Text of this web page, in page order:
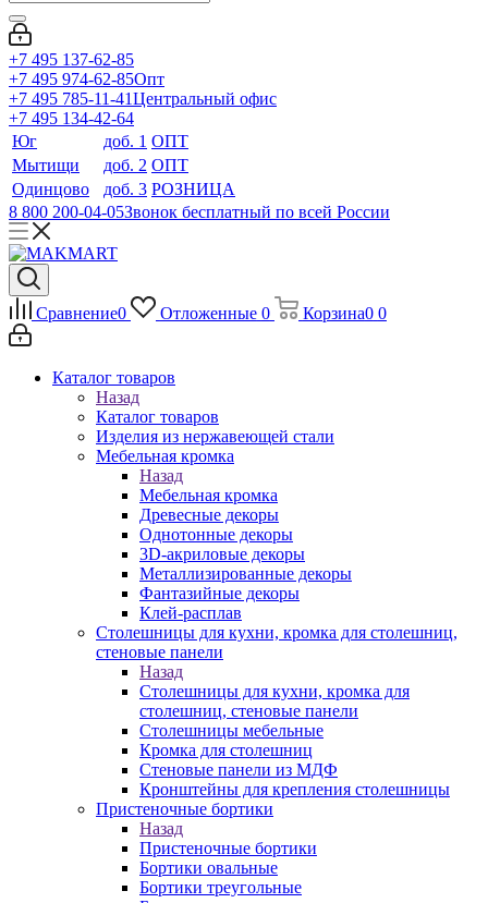
+7 495 137-62-85
+7 495 974-62-85Опт
+7 495 785-11-41Центральный офис
+7 495 134-42-64
Юг
доб. 1 ОПТ
Мытищи
доб. 2 ОПТ
Одинцово
доб. 3 РОЗНИЦА
8 800 200-04-05Звонок бесплатный по всей России
Сравнение0 Отложенные 0 Корзина0 0
Каталог товаров
Назад
Каталог товаров
Изделия из нержавеющей стали
Мебельная кромка
Назад
Мебельная кромка
Древесные декоры
Однотонные декоры
3D-акриловые декоры
Металлизированные декоры
Фантазийные декоры
Клей-расплав
Столешницы для кухни, кромка для столешниц,
стеновые панели
Назад
Столешницы для кухни, кромка для
столешниц, стеновые панели
Столешницы мебельные
Кромка для столешниц
Стеновые панели из МДФ
Кронштейны для крепления столешницы
Пристеночные бортики
Назад
Пристеночные бортики
Бортики овальные
Бортики треугольные